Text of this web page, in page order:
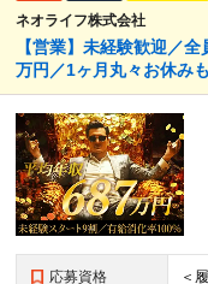
ネオライフ株式会社
【営業】未経験歓迎／
万円／1ヶ月丸々お休み
応募資格